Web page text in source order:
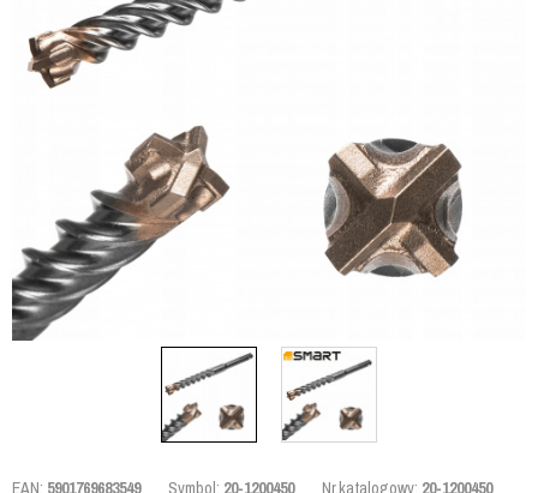
EAN: 5901769683549 Symbol: 20-1200450 Nr.katalogowy: 20-1200450